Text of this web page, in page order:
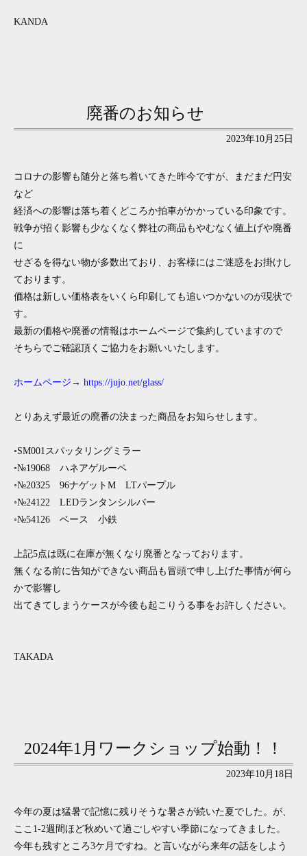
KANDA
廃番のお知らせ
2023年10月25日
コロナの影響も随分と落ち着いてきた昨今ですが、まだまだ円安
など
経済への影響は落ち着くどころか拍車がかかっている印象です。
戦争が招く影響も少なくなく弊社の商品もやむなく値上げや廃番
に
せざるを得ない物が多数出ており、お客様にはご迷惑をお掛けし
ております。
価格は新しい価格表をいくら印刷しても追いつかないのが現状で
す。
最新の価格や廃番の情報はホームページで集約していますので
そちらでご確認頂くご協力をお願いいたします。
ホームページ→ https://jujo.net/glass/
とりあえず最近の廃番の決まった商品をお知らせします。
◦SM001スパッタリングミラー
◦№19068 ハネアゲルーペ
◦№20325 96ナゲットM LTパープル
◦№24122 LEDランタンシルバー
◦№54126 ベース 小鉄
上記5点は既に在庫が無くなり廃番となっております。
無くなる前に告知ができない商品も冒頭で申し上げた事情が何ら
かで影響し
出てきてしまうケースが今後も起こりうる事をお許しください。
TAKADA
2024年1月ワークショップ始動！！
2023年10月18日
今年の夏は猛暑で記憶に残りそうな暑さが続いた夏でした。が、
ここ1-2週間ほど秋めいて過ごしやすい季節になってきました。
今年も残すところ3ケ月ですね。と言いながら来年の話をしよう